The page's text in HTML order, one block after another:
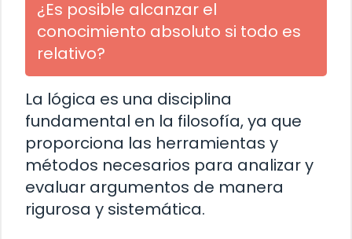
¿Es posible alcanzar el
conocimiento absoluto si todo es
relativo?
La lógica es una disciplina
fundamental en la filosofía, ya que
proporciona las herramientas y
métodos necesarios para analizar y
evaluar argumentos de manera
rigurosa y sistemática.